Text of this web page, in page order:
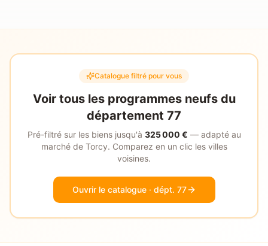
Catalogue filtré pour vous
Voir tous les programmes neufs du
département 77
Pré-filtré sur les biens jusqu'à 325 000 € — adapté au
marché de Torcy. Comparez en un clic les villes
voisines.
Ouvrir le catalogue · dépt. 77